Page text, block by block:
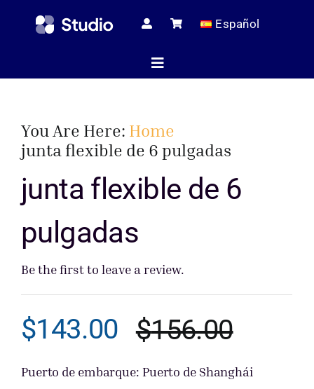
Español
Toggle
Artículos
You Are Here: Home
junta flexible de 6 pulgadas
junta flexible de 6
pulgadas
Be the first to leave a review.
$156.00El
precio
$143.00
El
precio
Puerto de embarque: Puerto de Shanghái